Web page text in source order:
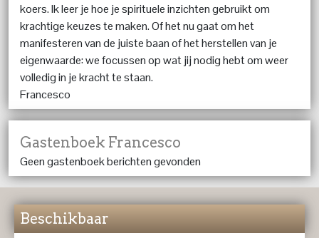
koers. Ik leer je hoe je spirituele inzichten gebruikt om
krachtige keuzes te maken. Of het nu gaat om het
manifesteren van de juiste baan of het herstellen van je
eigenwaarde: we focussen op wat jij nodig hebt om weer
volledig in je kracht te staan.
Francesco
Gastenboek Francesco
Geen gastenboek berichten gevonden
Beschikbaar